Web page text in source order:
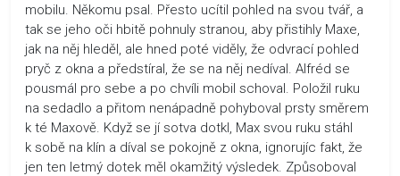
mobilu. Někomu psal. Přesto ucítil pohled na svou tvář, a
tak se jeho oči hbitě pohnuly stranou, aby přistihly Maxe,
jak na něj hleděl, ale hned poté viděly, že odvrací pohled
pryč z okna a předstíral, že se na něj nedíval. Alfréd se
pousmál pro sebe a po chvíli mobil schoval. Položil ruku
na sedadlo a přitom nenápadně pohyboval prsty směrem
k té Maxově. Když se jí sotva dotkl, Max svou ruku stáhl
k sobě na klín a díval se pokojně z okna, ignorujíc fakt, že
jen ten letmý dotek měl okamžitý výsledek. Způsoboval